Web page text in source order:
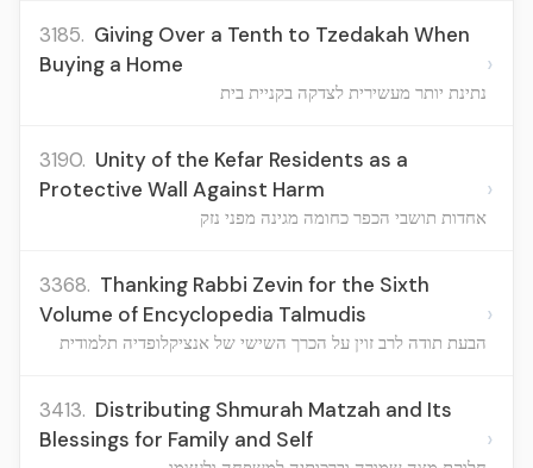
3185. Giving Over a Tenth to Tzedakah When
Buying a Home
נתינת יותר מעשירית לצדקה בקניית בית
›
3190. Unity of the Kefar Residents as a
Protective Wall Against Harm
אחדות תושבי הכפר כחומה מגינה מפני נזק
›
3368. Thanking Rabbi Zevin for the Sixth
Volume of Encyclopedia Talmudis
הבעת תודה לרב זוין על הכרך השישי של אנציקלופדיה תלמודית
›
3413. Distributing Shmurah Matzah and Its
Blessings for Family and Self
›